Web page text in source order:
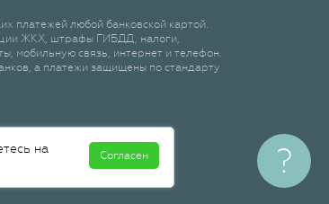
платежей любой банковской картой.
ЖКХ, штрафы ГИБДД, налоги,
мобильную связь, интернет и телефон.
а платежи защищены по стандарту
?
на
Согласен